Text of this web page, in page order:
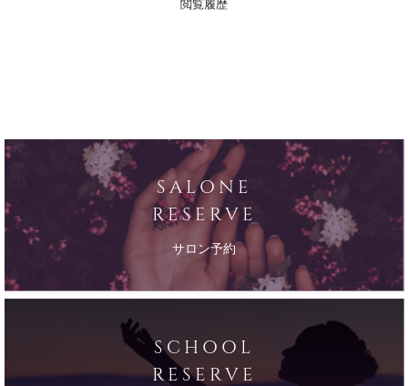
SALONE
RESERVE
サロン予約
SCHOOL
RESERVE